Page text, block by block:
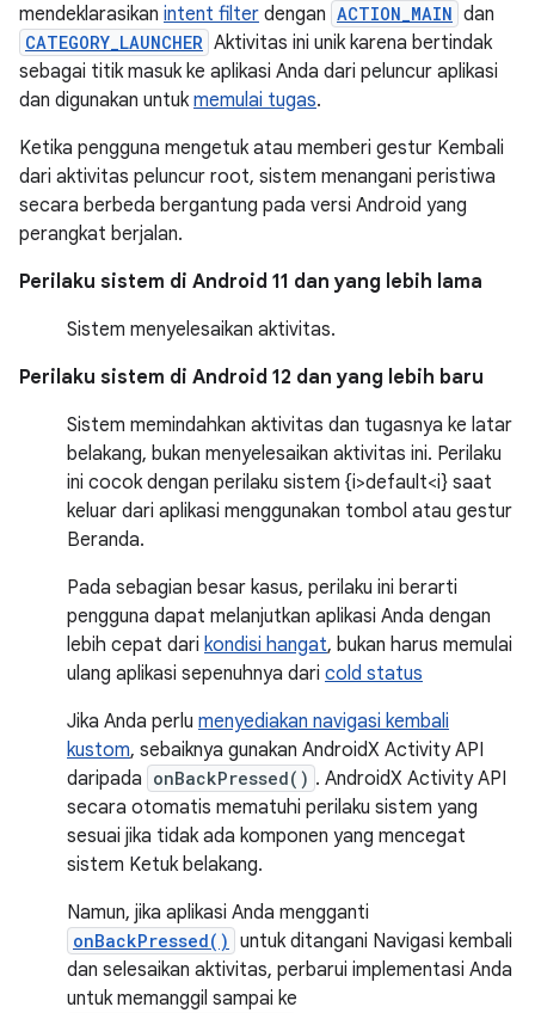
mendeklarasikan intent filter dengan ACTION_MAIN dan
CATEGORY_LAUNCHER Aktivitas ini unik karena bertindak
sebagai titik masuk ke aplikasi Anda dari peluncur aplikasi
dan digunakan untuk memulai tugas.
Ketika pengguna mengetuk atau memberi gestur Kembali
dari aktivitas peluncur root, sistem menangani peristiwa
secara berbeda bergantung pada versi Android yang
perangkat berjalan.
Perilaku sistem di Android 11 dan yang lebih lama
Sistem menyelesaikan aktivitas.
Perilaku sistem di Android 12 dan yang lebih baru
Sistem memindahkan aktivitas dan tugasnya ke latar
belakang, bukan menyelesaikan aktivitas ini. Perilaku
ini cocok dengan perilaku sistem {i>default<i} saat
keluar dari aplikasi menggunakan tombol atau gestur
Beranda.
Pada sebagian besar kasus, perilaku ini berarti
pengguna dapat melanjutkan aplikasi Anda dengan
lebih cepat dari kondisi hangat, bukan harus memulai
ulang aplikasi sepenuhnya dari cold status
Jika Anda perlu menyediakan navigasi kembali
kustom, sebaiknya gunakan AndroidX Activity API
daripada onBackPressed() . AndroidX Activity API
secara otomatis mematuhi perilaku sistem yang
sesuai jika tidak ada komponen yang mencegat
sistem Ketuk belakang.
Namun, jika aplikasi Anda mengganti
onBackPressed() untuk ditangani Navigasi kembali
dan selesaikan aktivitas, perbarui implementasi Anda
untuk memanggil sampai ke